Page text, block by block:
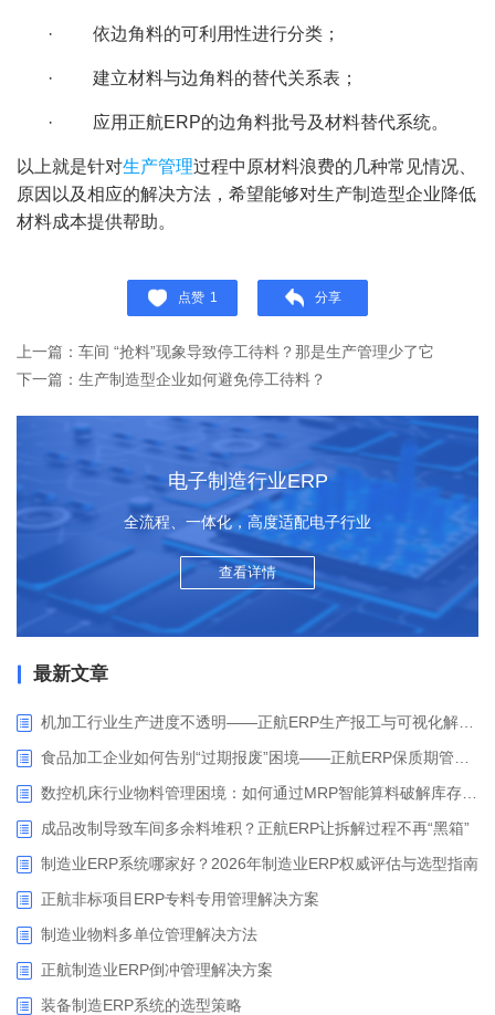
· 依边角料的可利用性进行分类；
· 建立材料与边角料的替代关系表；
· 应用正航ERP的边角料批号及材料替代系统。
以上就是针对生产管理过程中原材料浪费的几种常见情况、
原因以及相应的解决方法，希望能够对生产制造型企业降低
材料成本提供帮助。
点赞 1 分享
上一篇：车间 “抢料”现象导致停工待料？那是生产管理少了它
下一篇：生产制造型企业如何避免停工待料？
电子制造行业ERP
全流程、一体化，高度适配电子行业
查看详情
最新文章
成品改制导致车间多余料堆积？正航ERP让拆解过程不再“黑箱”
制造业ERP系统哪家好？2026年制造业ERP权威评估与选型指南
正航非标项目ERP专料专用管理解决方案
制造业物料多单位管理解决方法
正航制造业ERP倒冲管理解决方案
装备制造ERP系统的选型策略